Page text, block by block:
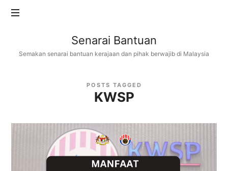
Senarai
Bantuan
Senarai Bantuan
Semakan senarai bantuan kerajaan dan pihak berwajib di Malaysia
POSTS TAGGED
KWSP